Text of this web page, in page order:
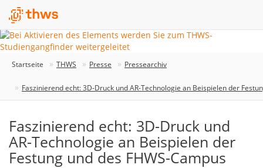
Startseite THWS Presse Pressearchiv
Faszinierend echt: 3D-Druck und AR-Technologie an Beispielen der
Faszinierend echt: 3D-Druck und
AR-Technologie an Beispielen der
Festung und des FHWS-Campus